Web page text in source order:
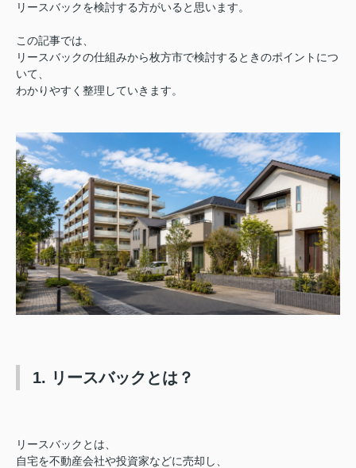
リースバックを検討する方がいると思います。
この記事では、
リースバックの仕組みから枚方市で検討するときのポイントにつ
いて、
わかりやすく整理していきます。
1. リースバックとは？
リースバックとは、
自宅を不動産会社や投資家などに売却し、